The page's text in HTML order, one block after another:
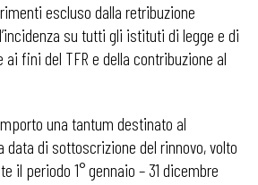
escluso dalla retribuzione
su tutti gli istituti di legge e di
fini del TFR e della contribuzione al
una tantum destinato al
data di sottoscrizione del rinnovo, volto
il periodo 1° gennaio – 31 dicembre